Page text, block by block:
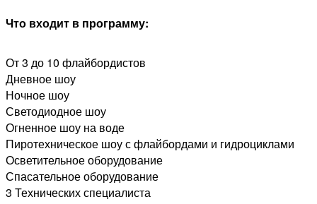
Что входит в программу:
От 3 до 10 флайбордистов
Дневное шоу
Ночное шоу
Светодиодное шоу
Огненное шоу на воде
Пиротехническое шоу с флайбордами и гидроциклами
Осветительное оборудование
Спасательное оборудование
3 Технических специалиста